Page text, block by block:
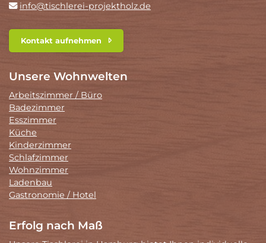
info@tischlerei-projektholz.de
Kontakt aufnehmen
Unsere Wohnwelten
Arbeitszimmer / Büro
Badezimmer
Esszimmer
Küche
Kinderzimmer
Schlafzimmer
Wohnzimmer
Ladenbau
Gastronomie / Hotel
Erfolg nach Maß